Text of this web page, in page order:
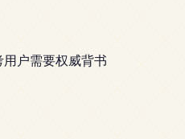
户需要权威背书